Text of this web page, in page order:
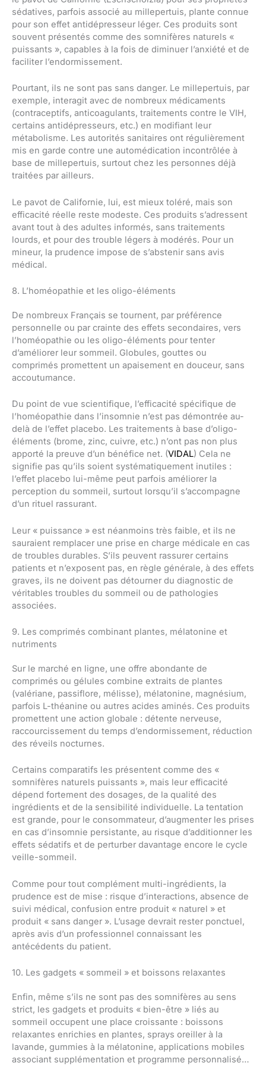
sédatives, parfois associé au millepertuis, plante connue
pour son effet antidépresseur léger. Ces produits sont
souvent présentés comme des somnifères naturels «
puissants », capables à la fois de diminuer l’anxiété et de
faciliter l’endormissement.
Pourtant, ils ne sont pas sans danger. Le millepertuis, par
exemple, interagit avec de nombreux médicaments
(contraceptifs, anticoagulants, traitements contre le VIH,
certains antidépresseurs, etc.) en modifiant leur
métabolisme. Les autorités sanitaires ont régulièrement
mis en garde contre une automédication incontrôlée à
base de millepertuis, surtout chez les personnes déjà
traitées par ailleurs.
Le pavot de Californie, lui, est mieux toléré, mais son
efficacité réelle reste modeste. Ces produits s’adressent
avant tout à des adultes informés, sans traitements
lourds, et pour des trouble légers à modérés. Pour un
mineur, la prudence impose de s’abstenir sans avis
médical.
8. L’homéopathie et les oligo-éléments
De nombreux Français se tournent, par préférence
personnelle ou par crainte des effets secondaires, vers
l’homéopathie ou les oligo-éléments pour tenter
d’améliorer leur sommeil. Globules, gouttes ou
comprimés promettent un apaisement en douceur, sans
accoutumance.
Du point de vue scientifique, l’efficacité spécifique de
l’homéopathie dans l’insomnie n’est pas démontrée au-
delà de l’effet placebo. Les traitements à base d’oligo-
éléments (brome, zinc, cuivre, etc.) n’ont pas non plus
apporté la preuve d’un bénéfice net. (VIDAL) Cela ne
signifie pas qu’ils soient systématiquement inutiles :
l’effet placebo lui-même peut parfois améliorer la
perception du sommeil, surtout lorsqu’il s’accompagne
d’un rituel rassurant.
Leur « puissance » est néanmoins très faible, et ils ne
sauraient remplacer une prise en charge médicale en cas
de troubles durables. S’ils peuvent rassurer certains
patients et n’exposent pas, en règle générale, à des effets
graves, ils ne doivent pas détourner du diagnostic de
véritables troubles du sommeil ou de pathologies
associées.
9. Les comprimés combinant plantes, mélatonine et
nutriments
Sur le marché en ligne, une offre abondante de
comprimés ou gélules combine extraits de plantes
(valériane, passiflore, mélisse), mélatonine, magnésium,
parfois L-théanine ou autres acides aminés. Ces produits
promettent une action globale : détente nerveuse,
raccourcissement du temps d’endormissement, réduction
des réveils nocturnes.
Certains comparatifs les présentent comme des «
somnifères naturels puissants », mais leur efficacité
dépend fortement des dosages, de la qualité des
ingrédients et de la sensibilité individuelle. La tentation
est grande, pour le consommateur, d’augmenter les prises
en cas d’insomnie persistante, au risque d’additionner les
effets sédatifs et de perturber davantage encore le cycle
veille-sommeil.
Comme pour tout complément multi-ingrédients, la
prudence est de mise : risque d’interactions, absence de
suivi médical, confusion entre produit « naturel » et
produit « sans danger ». L’usage devrait rester ponctuel,
après avis d’un professionnel connaissant les
antécédents du patient.
10. Les gadgets « sommeil » et boissons relaxantes
Enfin, même s’ils ne sont pas des somnifères au sens
strict, les gadgets et produits « bien-être » liés au
sommeil occupent une place croissante : boissons
relaxantes enrichies en plantes, sprays oreiller à la
lavande, gummies à la mélatonine, applications mobiles
associant supplémentation et programme personnalisé…